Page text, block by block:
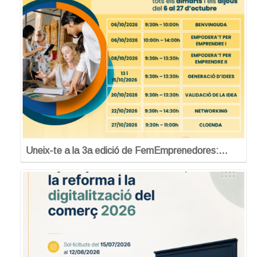
Uneix-te a la 3a edició de FemEmprenedores:…